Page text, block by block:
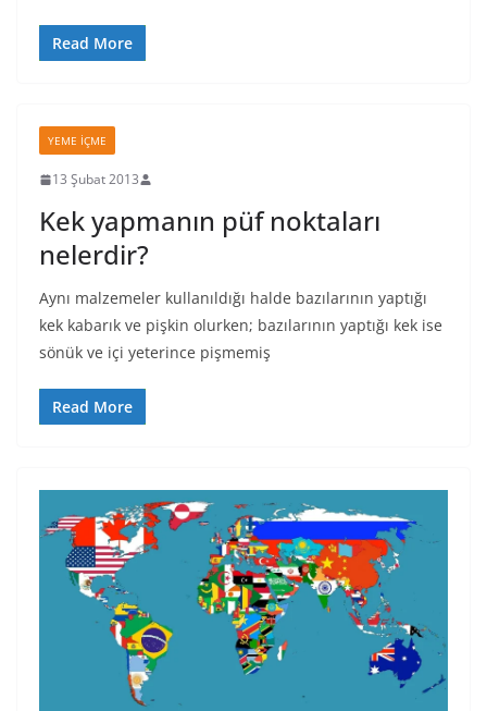
Read More
YEME İÇME
13 Şubat 2013
Kek yapmanın püf noktaları
nelerdir?
Aynı malzemeler kullanıldığı halde bazılarının yaptığı
kek kabarık ve pişkin olurken; bazılarının yaptığı kek ise
sönük ve içi yeterince pişmemiş
Read More